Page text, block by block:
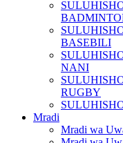
BASEBILI
NANI
RUGBY
Mradi
Mradi wa